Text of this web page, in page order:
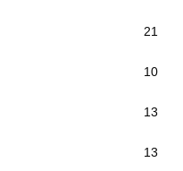
21
10
13
13